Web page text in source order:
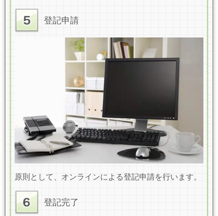
登記申請
原則として、オンラインによる登記申請を行います。
登記完了